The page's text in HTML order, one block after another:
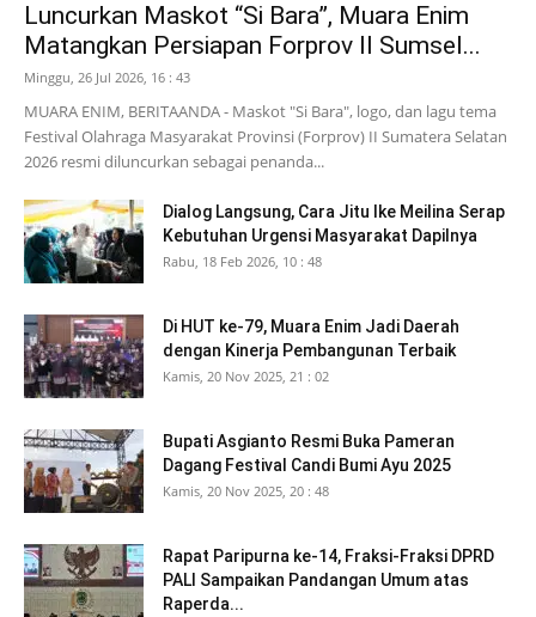
Luncurkan Maskot “Si Bara”, Muara Enim
Matangkan Persiapan Forprov II Sumsel...
Minggu, 26 Jul 2026, 16 : 43
MUARA ENIM, BERITAANDA - Maskot "Si Bara", logo, dan lagu tema
Festival Olahraga Masyarakat Provinsi (Forprov) II Sumatera Selatan
2026 resmi diluncurkan sebagai penanda...
Dialog Langsung, Cara Jitu Ike Meilina Serap
Kebutuhan Urgensi Masyarakat Dapilnya
Rabu, 18 Feb 2026, 10 : 48
Di HUT ke-79, Muara Enim Jadi Daerah
dengan Kinerja Pembangunan Terbaik
Kamis, 20 Nov 2025, 21 : 02
Bupati Asgianto Resmi Buka Pameran
Dagang Festival Candi Bumi Ayu 2025
Kamis, 20 Nov 2025, 20 : 48
Rapat Paripurna ke-14, Fraksi-Fraksi DPRD
PALI Sampaikan Pandangan Umum atas
Raperda...